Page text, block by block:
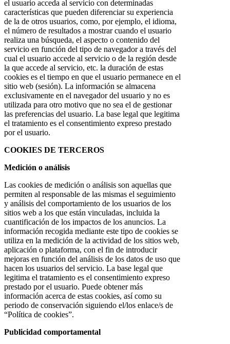
el usuario acceda al servicio con determinadas
características que pueden diferenciar su experiencia
de la de otros usuarios, como, por ejemplo, el idioma,
el número de resultados a mostrar cuando el usuario
realiza una búsqueda, el aspecto o contenido del
servicio en función del tipo de navegador a través del
cual el usuario accede al servicio o de la región desde
la que accede al servicio, etc. la duración de estas
cookies es el tiempo en que el usuario permanece en el
sitio web (sesión). La información se almacena
exclusivamente en el navegador del usuario y no es
utilizada para otro motivo que no sea el de gestionar
las preferencias del usuario. La base legal que legitima
el tratamiento es el consentimiento expreso prestado
por el usuario.
COOKIES DE TERCEROS
Medición o análisis
Las cookies de medición o análisis son aquellas que
permiten al responsable de las mismas el seguimiento
y análisis del comportamiento de los usuarios de los
sitios web a los que están vinculadas, incluida la
cuantificación de los impactos de los anuncios. La
información recogida mediante este tipo de cookies se
utiliza en la medición de la actividad de los sitios web,
aplicación o plataforma, con el fin de introducir
mejoras en función del análisis de los datos de uso que
hacen los usuarios del servicio. La base legal que
legitima el tratamiento es el consentimiento expreso
prestado por el usuario. Puede obtener más
información acerca de estas cookies, así como su
periodo de conservación siguiendo el/los enlace/s de
“Política de cookies”.
Publicidad comportamental